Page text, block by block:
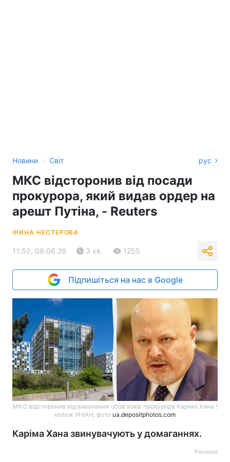
Новини › Світ рус
МКС відсторонив від посади
прокурора, який видав ордер на
арешт Путіна, - Reuters
ІРИНА НЕСТЕРОВА
11:50, 09.06.26 3 хв. 1255
Підпишіться на нас в Google
МКС відсторонив від виконання обов'язків прокурора Каріма Хана /
колаж УНІАН, фото ua.depositphotos.com
Каріма Хана звинувачують у домаганнях.
Реклама